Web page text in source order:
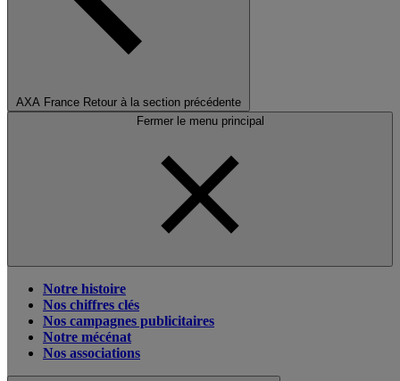
AXA France Retour à la section précédente
Fermer le menu principal
Notre histoire
Nos chiffres clés
Nos campagnes publicitaires
Notre mécénat
Nos associations